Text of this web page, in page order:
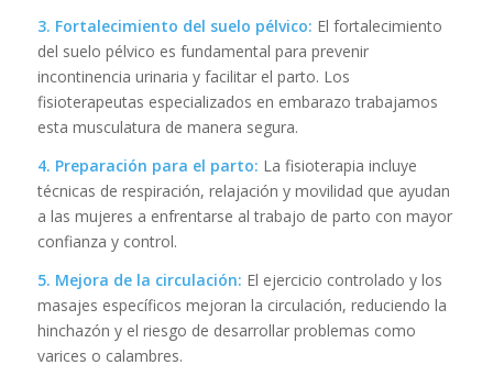
3. Fortalecimiento del suelo pélvico: El fortalecimiento
del suelo pélvico es fundamental para prevenir
incontinencia urinaria y facilitar el parto. Los
fisioterapeutas especializados en embarazo trabajamos
esta musculatura de manera segura.
4. Preparación para el parto: La fisioterapia incluye
técnicas de respiración, relajación y movilidad que ayudan
a las mujeres a enfrentarse al trabajo de parto con mayor
confianza y control.
5. Mejora de la circulación: El ejercicio controlado y los
masajes específicos mejoran la circulación, reduciendo la
hinchazón y el riesgo de desarrollar problemas como
varices o calambres.